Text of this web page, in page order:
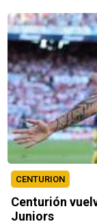
CENTURION
Centurión
Juniors